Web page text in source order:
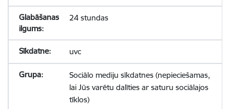
24 stundas
uvc
Sociālo mediju sīkdatnes (nepieciešamas,
lai Jūs varētu dalīties ar saturu sociālajos
tīklos)